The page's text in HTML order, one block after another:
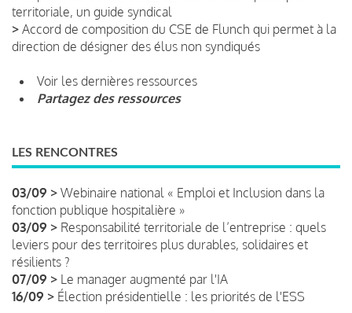
territoriale, un guide syndical
> Accord de composition du CSE de Flunch qui permet à la
direction de désigner des élus non syndiqués
Voir les dernières ressources
Partagez des ressources
LES RENCONTRES
03/09 > Webinaire national « Emploi et Inclusion dans la
fonction publique hospitalière »
03/09 > Responsabilité territoriale de l’entreprise : quels
leviers pour des territoires plus durables, solidaires et
résilients ?
07/09 > Le manager augmenté par l'IA
16/09 > Élection présidentielle : les priorités de l'ESS